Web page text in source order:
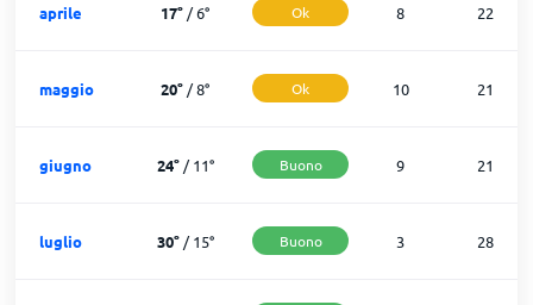
aprile 17° /6° Ok 8 22
maggio 20° /8° Ok 10 21
giugno 24°/11° Buono 9 21
luglio 30°/15° Buono 3 28